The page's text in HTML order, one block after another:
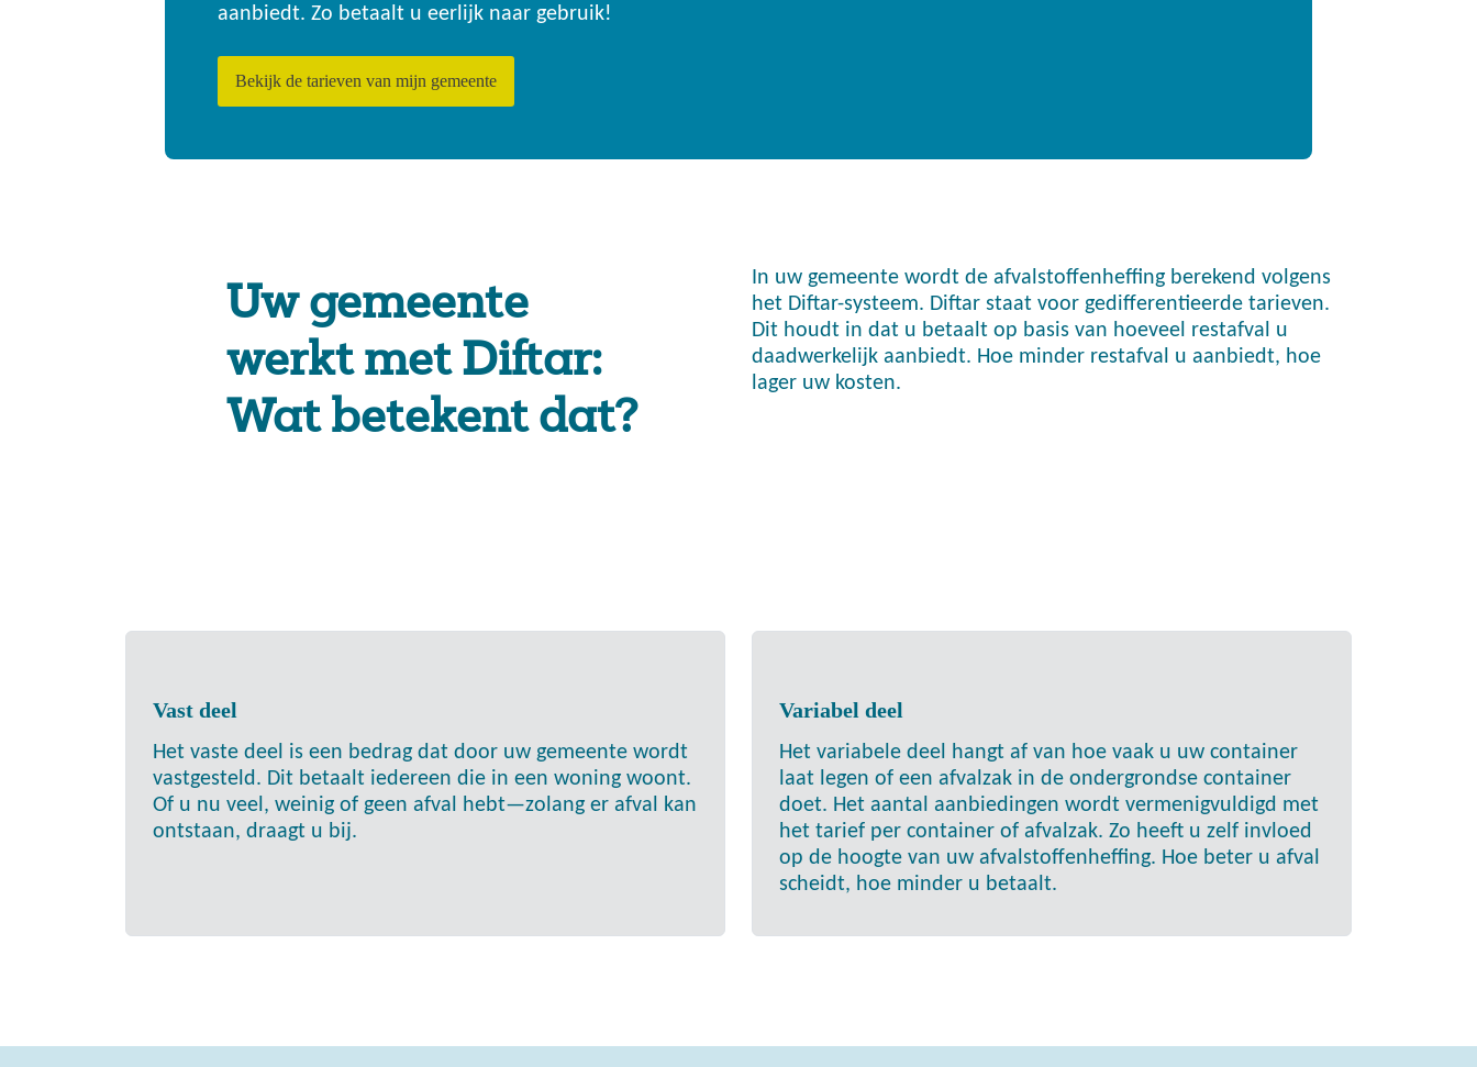
aanbiedt. Zo betaalt u eerlijk naar gebruik!
Bekijk de tarieven van mijn gemeente
Uw gemeente
werkt met Diftar:
Wat betekent dat?
In uw gemeente wordt de afvalstoffenheffing berekend volgens
het Diftar-systeem. Diftar staat voor gedifferentieerde tarieven.
Dit houdt in dat u betaalt op basis van hoeveel restafval u
daadwerkelijk aanbiedt. Hoe minder restafval u aanbiedt, hoe
lager uw kosten.
Vast deel
Het vaste deel is een bedrag dat door uw gemeente wordt
vastgesteld. Dit betaalt iedereen die in een woning woont.
Of u nu veel, weinig of geen afval hebt—zolang er afval kan
ontstaan, draagt u bij.
Variabel deel
Het variabele deel hangt af van hoe vaak u uw container
laat legen of een afvalzak in de ondergrondse container
doet. Het aantal aanbiedingen wordt vermenigvuldigd met
het tarief per container of afvalzak. Zo heeft u zelf invloed
op de hoogte van uw afvalstoffenheffing. Hoe beter u afval
scheidt, hoe minder u betaalt.